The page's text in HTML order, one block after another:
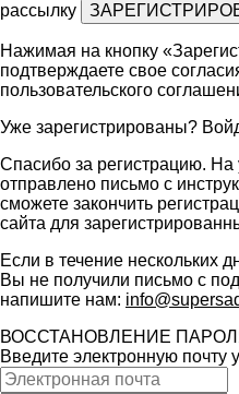
рассылку
Нажимая на кнопку
подтверждаете свое
пользовательского
Уже зарегистрированы?
Спасибо за регистрацию.
отправлено письмо с
сможете закончить
сайта для
Если в течение нескольких
Вы не получили письмо с
напишите нам:
ВОССТАНОВЛЕНИЕ
Введите электронную почту